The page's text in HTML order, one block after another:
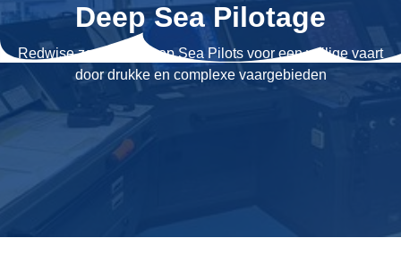
Deep Sea Pilotage
Redwise zorgt met Deep Sea Pilots voor een veilige vaart
door drukke en complexe vaargebieden